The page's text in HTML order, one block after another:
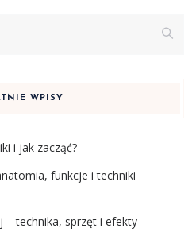
WPISY
i jak zacząć?
funkcje i techniki
– technika, sprzęt i efekty